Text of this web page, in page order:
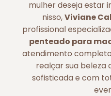
mulher deseja estar
nisso,Viviane
profissional
penteado para
atendimento
realçar sua beleza
sofisticada e com